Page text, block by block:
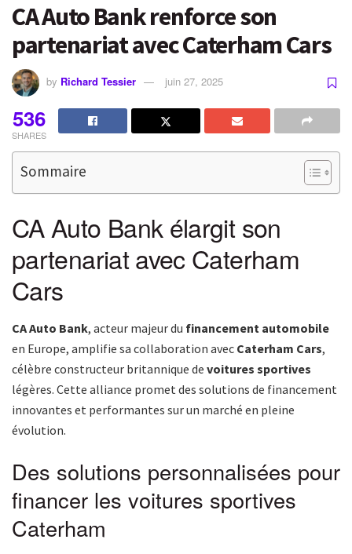
CA Auto Bank renforce son
partenariat avec Caterham Cars
by Richard Tessier juin 27, 2025
536
SHARES
Sommaire
CA Auto Bank élargit son
partenariat avec Caterham
Cars
CA Auto Bank, acteur majeur du financement automobile
en Europe, amplifie sa collaboration avec Caterham Cars,
célèbre constructeur britannique de voitures sportives
légères. Cette alliance promet des solutions de financement
innovantes et performantes sur un marché en pleine
évolution.
Des solutions personnalisées pour
financer les voitures sportives
Caterham